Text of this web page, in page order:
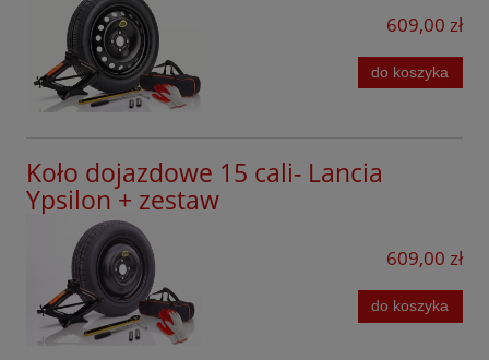
609,00 zł
do koszyka
Koło dojazdowe 15 cali- Lancia
Ypsilon + zestaw
609,00 zł
do koszyka